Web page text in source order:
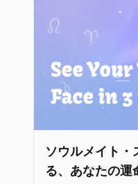
ソウルメイト
る、あなたの運